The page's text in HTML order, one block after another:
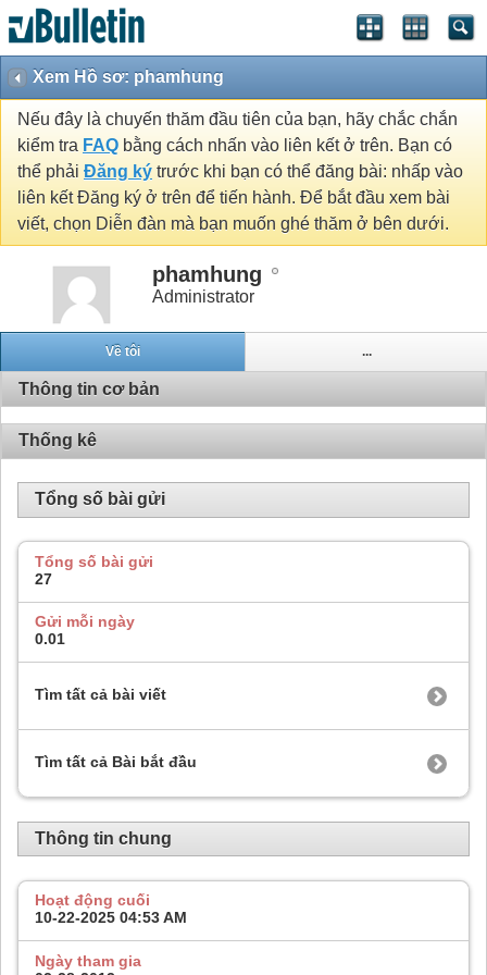
Xem Hồ sơ: phamhung
Nếu đây là chuyến thăm đầu tiên của bạn, hãy chắc chắn
kiểm tra FAQ bằng cách nhấn vào liên kết ở trên. Bạn có
thể phải Đăng ký trước khi bạn có thể đăng bài: nhấp vào
liên kết Đăng ký ở trên để tiến hành. Để bắt đầu xem bài
viết, chọn Diễn đàn mà bạn muốn ghé thăm ở bên dưới.
phamhung
Administrator
Về tôi ...
Thông tin cơ bản
Thống kê
Tổng số bài gửi
Tổng số bài gửi
27
Gửi mỗi ngày
0.01
Tìm tất cả bài viết
Tìm tất cả Bài bắt đầu
Thông tin chung
Hoạt động cuối
10-22-2025 04:53 AM
Ngày tham gia